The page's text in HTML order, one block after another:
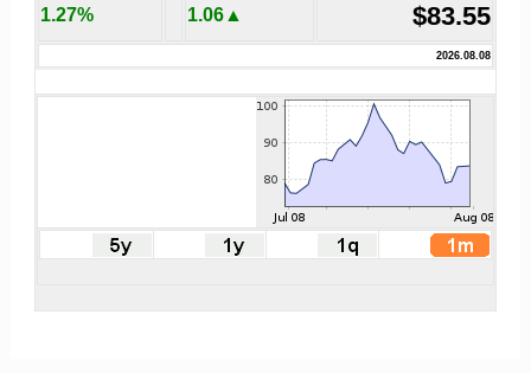
$83.55
▲1.06
1.27%
2026.08.08